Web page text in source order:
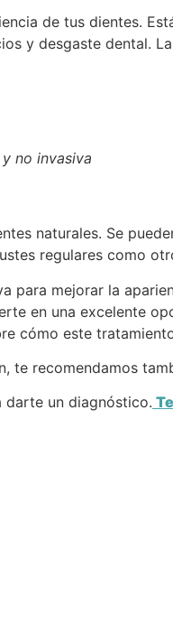
de tus dientes.
y desgaste dental.
no invasiva
naturales. Se
regulares como
mejorar la
en una excelente
cómo este
te recomendamos
darte un diagnóstico.